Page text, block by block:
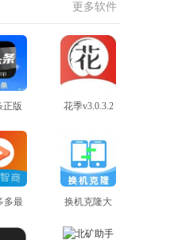
更多软件
正版
花季v3.0.3.2
多最
换机克隆大